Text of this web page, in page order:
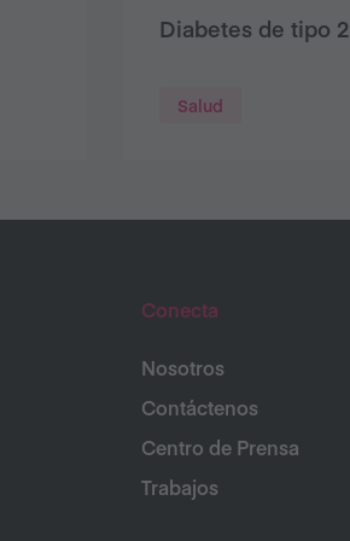
Diabetes de tipo 2
Salud
Conecta
Nosotros
Contáctenos
Centro de Prensa
Trabajos